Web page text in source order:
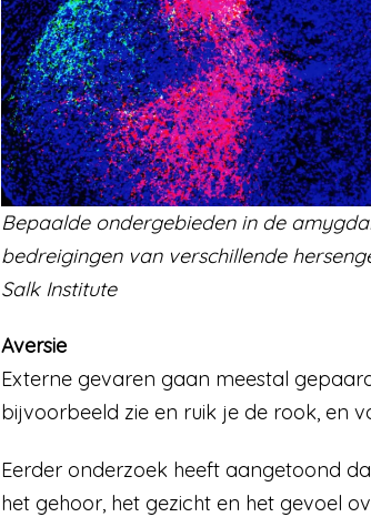
Bepaalde ondergebieden in de
bedreigingen van verschillende
Salk Institute
Aversie
Externe gevaren gaan meestal
bijvoorbeeld zie en ruik je de rook, en
Eerder onderzoek heeft aangetoond
het gehoor, het gezicht en het gevoel